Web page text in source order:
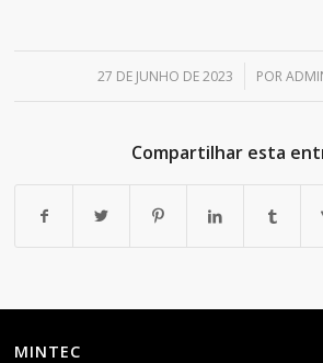
27 DE JUNHO DE 2023
/ POR
Compartilhar esta
MINTEC